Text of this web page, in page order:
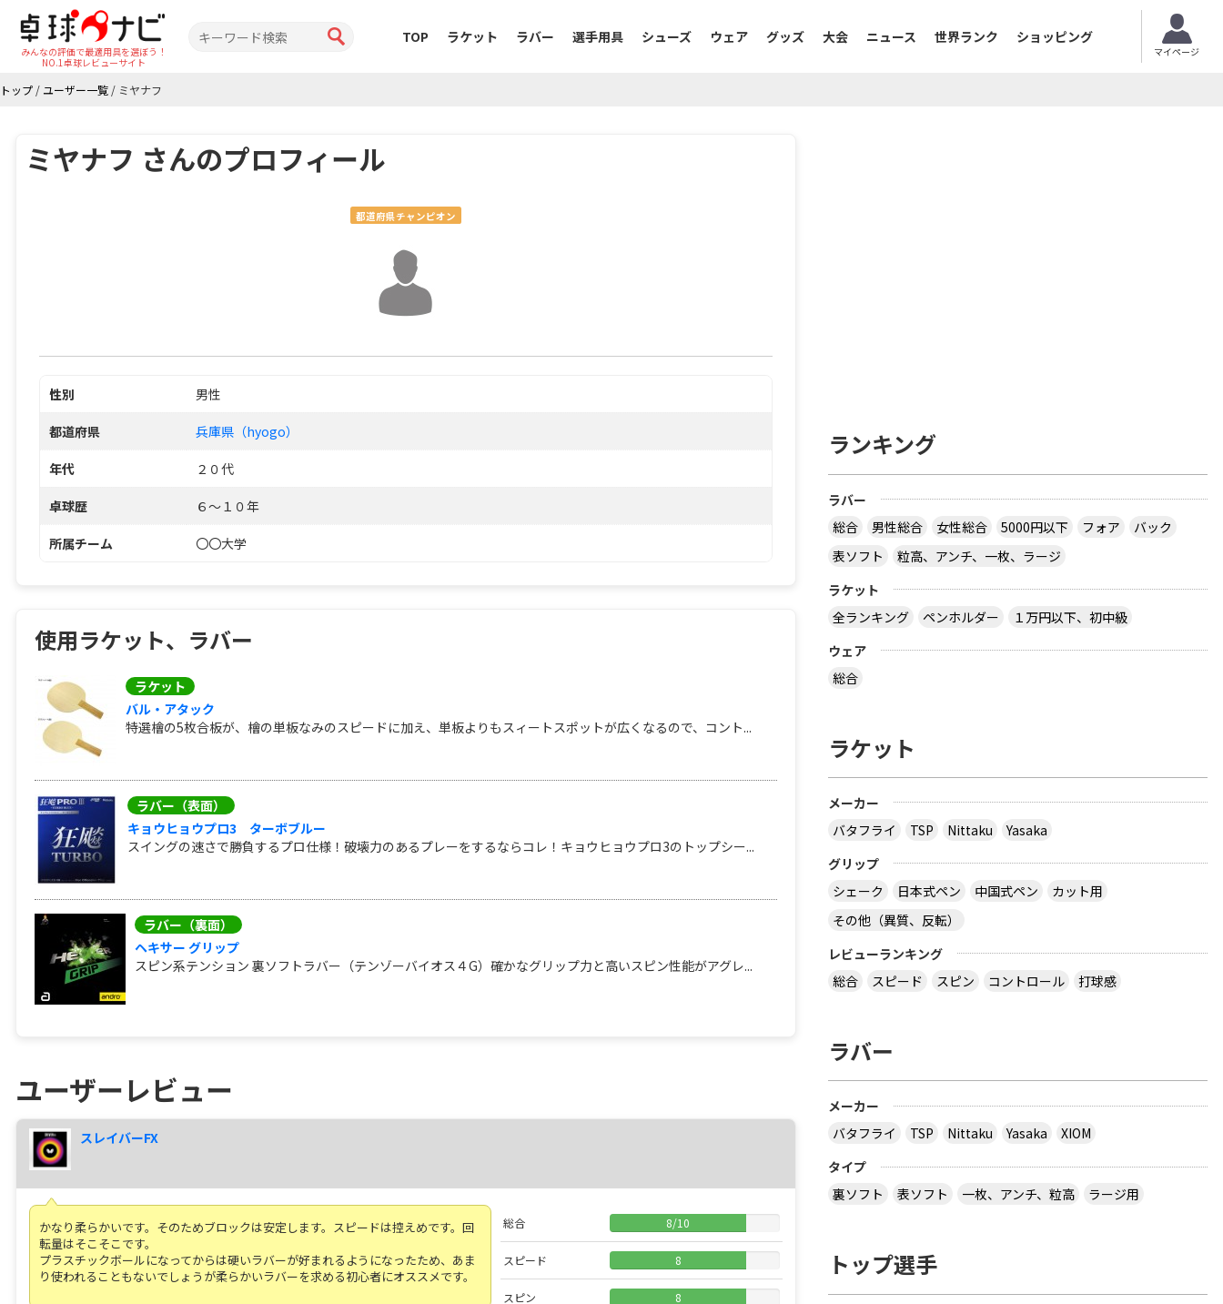
みんなの評価で最適用具を選ぼう！
NO.1卓球レビューサイト
TOP ラケット ラバー 選手用具 シューズ ウェア グッズ 大会 ニュース 世界ランク ショッピング
マイページ
トップ / ユーザー一覧 / ミヤナフ
ミヤナフ さんのプロフィール
都道府県チャンピオン
性別 男性
都道府県 兵庫県（hyogo）
年代 ２０代
卓球歴 ６～１０年
所属チーム 〇〇大学
使用ラケット、ラバー
ラケット
バル・アタック
特選檜の5枚合板が、檜の単板なみのスピードに加え、単板よりもスィートスポットが広くなるので、コント...
ラバー（表面）
キョウヒョウプロ3 ターボブルー
スイングの速さで勝負するプロ仕様！破壊力のあるプレーをするならコレ！キョウヒョウプロ3のトップシー...
ラバー（裏面）
ヘキサー グリップ
スピン系テンション 裏ソフトラバー（テンゾーバイオス４G）確かなグリップ力と高いスピン性能がアグレ...
ユーザーレビュー
スレイバーFX
かなり柔らかいです。そのためブロックは安定します。スピードは控えめです。回
転量はそこそこです。
プラスチックボールになってからは硬いラバーが好まれるようになったため、あま
り使われることもないでしょうが柔らかいラバーを求める初心者にオススメです。
総合 8/10
スピード 8
スピン 8
ランキング
ラバー
総合
男性総合 女性総合 5000円以下 フォア
バック
表ソフト
粒高、アンチ、一枚、ラージ
ラケット
全ランキング
ペンホルダー
１万円以下、初中級
ウェア
総合
ラケット
メーカー
バタフライ
TSP Nittaku
Yasaka
グリップ
シェーク
日本式ペン 中国式ペン
カット用
その他（異質、反転）
レビューランキング
総合
スピード スピン コントロール 打球感
ラバー
メーカー
バタフライ
TSP Nittaku Yasaka
XIOM
タイプ
裏ソフト
表ソフト 一枚、アンチ、粒高 ラージ用
トップ選手